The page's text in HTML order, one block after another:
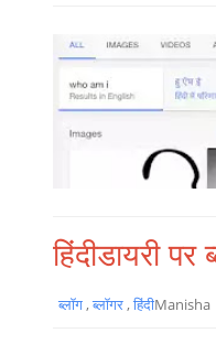
हिंदीडायरी
Manisha
ब्लॉग,ब्लॉगर,हिंदी